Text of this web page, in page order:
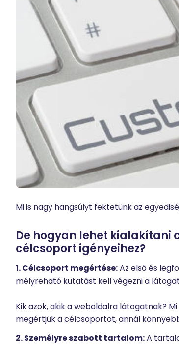
Mi is nagy hangsúlyt fektetünk az
De hogyan lehet kialakítani
célcsoport igényeihez?
1. Célcsoport megértése:Az első és
mélyreható kutatást kell végezni a
Kik azok, akik a weboldalra látogatnak?
megértjük a célcsoportot, annál
2. Személyre szabott tartalom:A